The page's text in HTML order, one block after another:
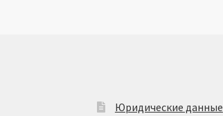
Юридические данные